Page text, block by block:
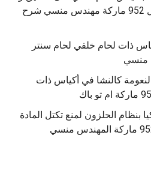
النشا و اللبن البودرة موديل 952 ماركة مهندس منسي شرح
ذات لحام خلفي لحام سنتر
النعومة كالنشا في أكياس ذات
بنظام الحلزون لمنع تكتل المادة